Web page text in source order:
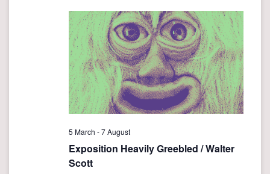
n
t
s
S
e
a
c
n
t
V
i
e
w
s
N
v
5 March -7 August
Exposition Heavily Greebled / Walter
Scott